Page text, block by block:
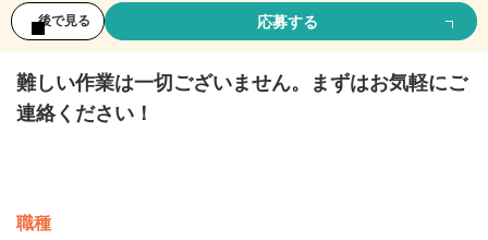
後で見る 応募する
難しい作業は一切ございません。まずはお気軽にご
連絡ください！
職種